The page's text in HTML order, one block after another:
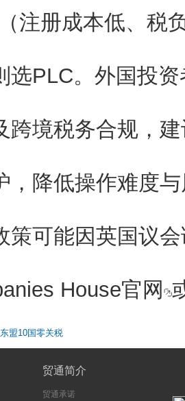
注册成本低、税
选PLC。外国投
跨境税务合规，
，降低操作难度
策可能因英国议
House官网
盟10国零关税
贸通简介
贸通承诺